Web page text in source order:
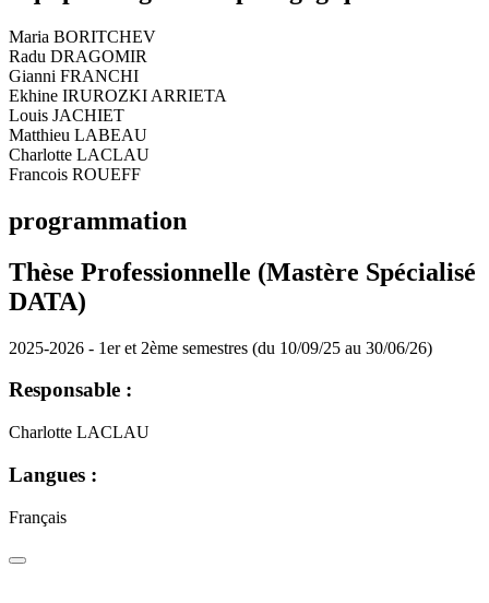
Maria BORITCHEV
Radu DRAGOMIR
Gianni FRANCHI
Ekhine IRUROZKI ARRIETA
Louis JACHIET
Matthieu LABEAU
Charlotte LACLAU
Francois ROUEFF
programmation
Thèse Professionnelle (Mastère Spécialisé
DATA)
2025-2026 - 1er et 2ème semestres (du 10/09/25 au 30/06/26)
Responsable :
Charlotte LACLAU
Langues :
Français